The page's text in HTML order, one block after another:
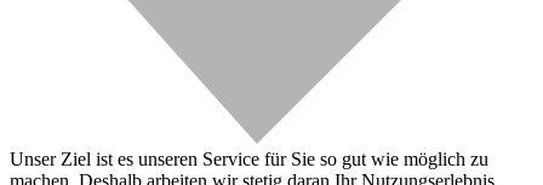
Unser Ziel ist es unseren Service für Sie so gut wie möglich zu
machen. Deshalb arbeiten wir stetig daran Ihr Nutzungserlebnis